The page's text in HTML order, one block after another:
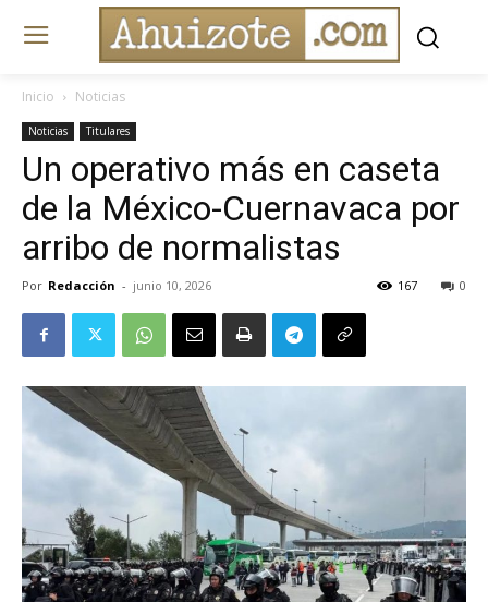
Inicio Noticias
Noticias Titulares
Un operativo más en caseta
de la México-Cuernavaca por
arribo de normalistas
Por Redacción - junio 10, 2026 0
167